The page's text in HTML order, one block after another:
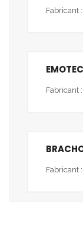
Fabricant
EMOTEC
Fabricant
Fabricant